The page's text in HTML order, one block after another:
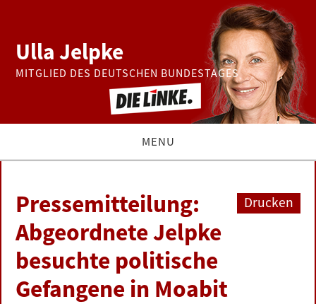
Ulla Jelpke
MITGLIED DES DEUTSCHEN BUNDESTAGES
MENU
BUNDESTAG
PRESSE
ZUR PERSON
Drucken
Pressemitteilung:
Abgeordnete Jelpke
besuchte politische
Gefangene in Moabit